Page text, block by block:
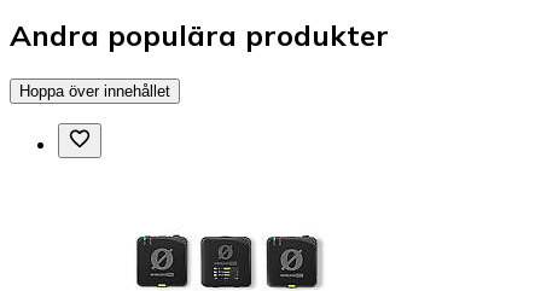
Andra populära produkter
Hoppa över innehållet